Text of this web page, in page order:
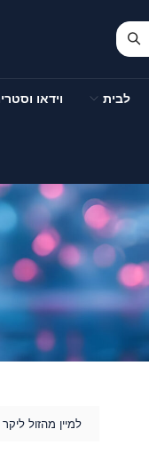
לבית וידאו
למיין מהזול ליקר